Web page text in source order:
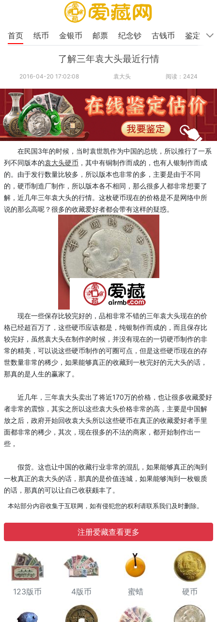
首页 纸币 金银币 邮票 纪念钞 古钱币 鉴定
了解三年袁大头最近行情
2016-04-20 17:02:08 袁大头 阅读：2424
在民国3年的时候，当时袁世凯作为中国的总统，所以推行了一系
列不同版本的袁大头硬币 ，其中有铜制作而成的，也有人银制作而成
的。由于发行数量比较多，所以版本也非常的多，主要是由于不同
的，硬币制造厂制作，所以版本各不相同，那么很多人都非常想要了
解，近几年三年袁大头的行情。这枚硬币现在的价格是不是网络中所
说的那么高呢？很多的收藏爱好者都会带有这样的疑惑。
现在一些保存比较完好的，品相非常不错的三年袁大头现在的价
格已经超百万了，这些硬币应该都是，纯银制作而成的，而且保存比
较完好，虽然袁大头在制作的时候，并没有现在的一切硬币制作的非
常的精美，可以说这些硬币制作的可圈可点，但是这些硬币现在的存
世数量非常的稀少，如果能够真正的收藏到一枚完好的元大头的话，
那真的是人生的赢家了。
近几年，三年袁大头卖出了将近170万的价格，也让很多收藏爱好
者非常的震惊，其实之所以这些袁大头价格非常的高，主要是中国解
放之后，政府开始回收袁大头所以这些硬币在真正的收藏爱好者手里
面都非常的稀少，其次，现在很多的不法的商家，都开始制作出一
些，
假货。这也让中国的收藏行业非常的混乱，如果能够真正的淘到
一枚真正的袁大头的话，那真的是价值连城，如果能够淘到一枚银质
的话，那真的可以让自己收获颇丰了。
本站部分内容收集于互联网，如有侵犯您的权利请联系我们及时删除。
注册爱藏查看更多
123版币 4版币 蜜蜡 硬币